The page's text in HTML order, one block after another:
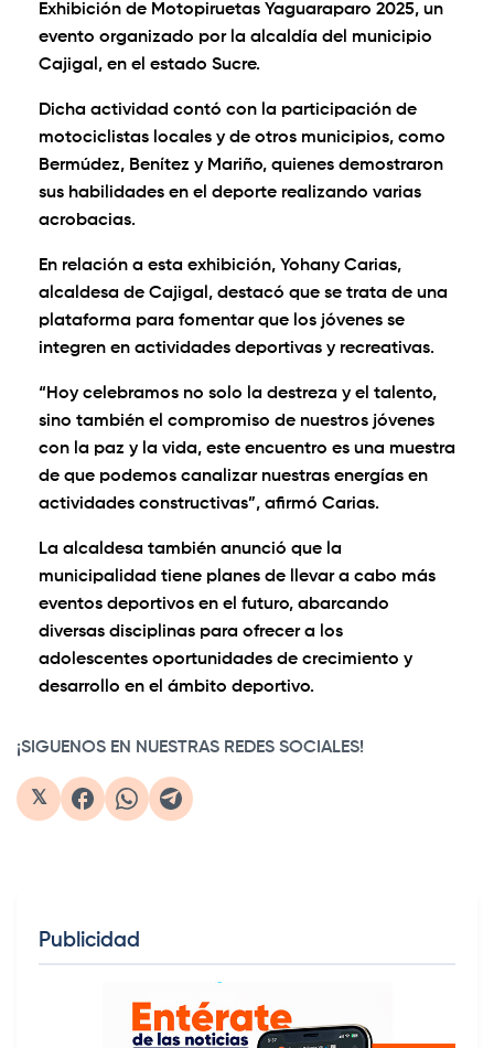
Exhibición de Motopiruetas Yaguaraparo 2025, un
evento organizado por la alcaldía del municipio
Cajigal, en el estado Sucre.
Dicha actividad contó con la participación de
motociclistas locales y de otros municipios, como
Bermúdez, Benítez y Mariño, quienes demostraron
sus habilidades en el deporte realizando varias
acrobacias.
En relación a esta exhibición, Yohany Carias,
alcaldesa de Cajigal, destacó que se trata de una
plataforma para fomentar que los jóvenes se
integren en actividades deportivas y recreativas.
“Hoy celebramos no solo la destreza y el talento,
sino también el compromiso de nuestros jóvenes
con la paz y la vida, este encuentro es una muestra
de que podemos canalizar nuestras energías en
actividades constructivas”, afirmó Carias.
La alcaldesa también anunció que la
municipalidad tiene planes de llevar a cabo más
eventos deportivos en el futuro, abarcando
diversas disciplinas para ofrecer a los
adolescentes oportunidades de crecimiento y
desarrollo en el ámbito deportivo.
¡SIGUENOS EN NUESTRAS REDES SOCIALES!
𝕏
Publicidad